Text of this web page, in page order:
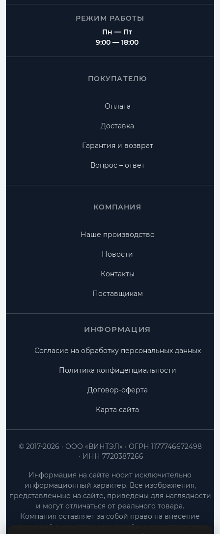
РЕЖИМ РАБОТЫ
Пн — Пт
9:00 — 18:00
ПОКУПАТЕЛЮ
Оплата
Доставка
Гарантия и возврат
Вопрос – ответ
КОМПАНИЯ
Наше производство
Новости
Контакты
Поставщикам
ИНФОРМАЦИЯ
Согласие на обработку персональных данных
Политика конфиденциальности
Договор-оферта
Карта сайта
ООО «ВИНТЭЛ»
ОГРН 1177746672498
ИНН 7720387266
© 2017-2026
Информация на сайте носит исключительно
информационный характер. Все изображения,
представленные на сайте, приведены для наглядности
и могут отличаться от реального товара.
Компания оставляет за собой право на внесение
изменений в конструкцию, дизайн и характеристики